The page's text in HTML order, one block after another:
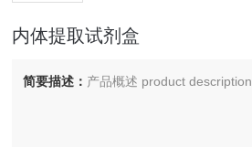
内体提取试剂盒
简要描述： 产品概述 product description